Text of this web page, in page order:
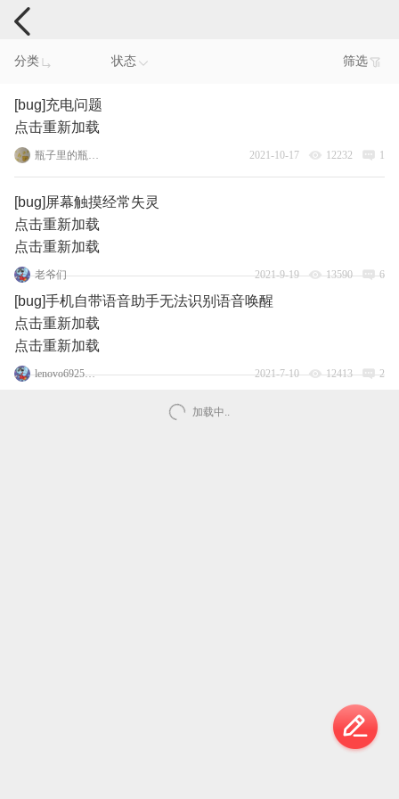
手机反馈
分类 状态 筛选
[bug]充电问题
点击重新加载
瓶子里的瓶瓶瓶 2021-10-17 12232 1
[bug]屏幕触摸经常失灵
点击重新加载
点击重新加载
老爷们 2021-9-19 13590 6
[bug]手机自带语音助手无法识别语音唤醒
点击重新加载
点击重新加载
lenovo69259819 2021-7-10 12413 2
加载中..